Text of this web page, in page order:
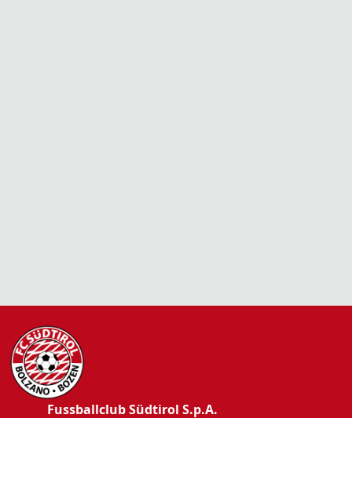
Fussballclub Südtirol S.p.A.